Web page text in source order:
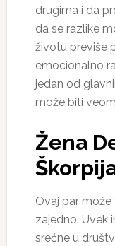
drugima i da
da se razlike
životu previše
emocionalno
jedan od
može biti
Žena
Ovaj par
zajedno. Uvek
srećne u